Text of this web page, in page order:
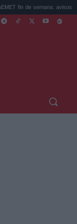
avisos por tormentas ...